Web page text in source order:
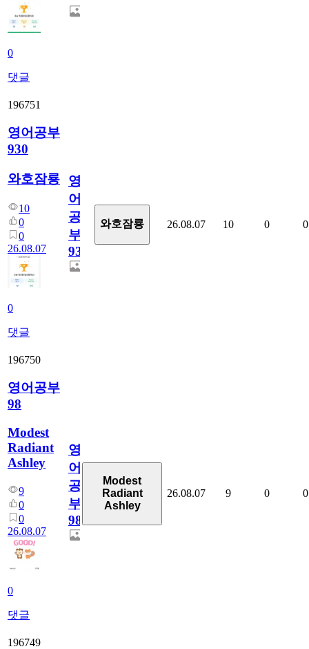
0
댓글
196751
영어공부
930
와호잠룡
10
0
0
26.08.07
0
댓글
영
어
공
부
930
와호잠룡 26.08.07 10 0 0
196750
영어공부
98
Modest
Radiant
Ashley
9
0
0
26.08.07
0
댓글
영
어
공
부
98
Modest
Radiant
Ashley
26.08.07 9 0 0
196749